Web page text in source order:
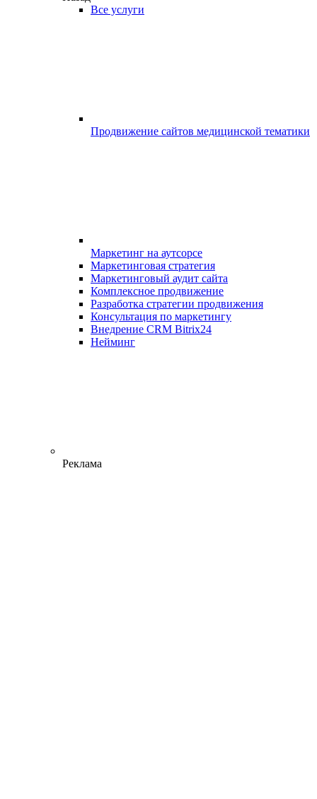
Все услуги
Продвижение сайтов медицинской тематики
Маркетинг на аутсорсе
Маркетинговая стратегия
Маркетинговый аудит сайта
Комплексное продвижение
Разработка стратегии продвижения
Консультация по маркетингу
Внедрение CRM Bitrix24
Нейминг
Реклама